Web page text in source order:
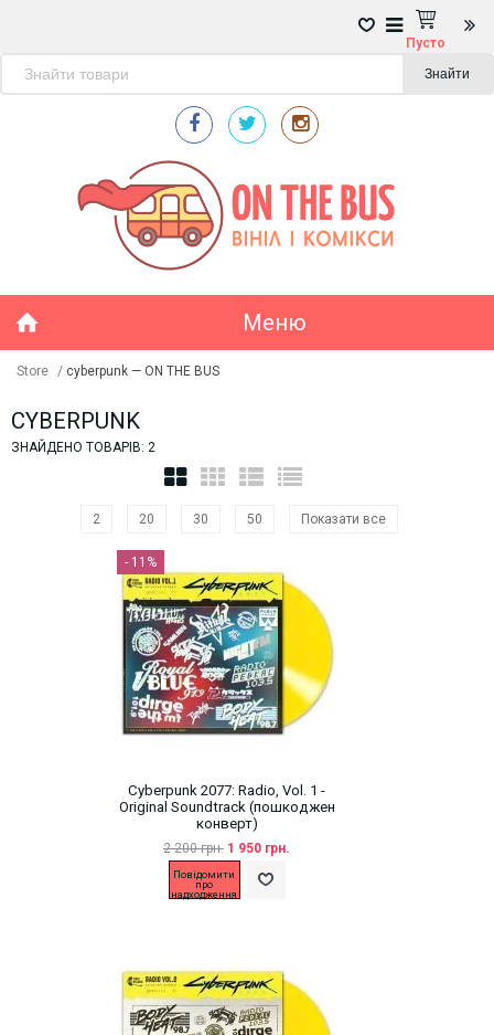
Пусто
Знайти
Меню
Store / cyberpunk — ON THE BUS
CYBERPUNK
ЗНАЙДЕНО ТОВАРІВ: 2
2 20 30 50 Показати все
- 11%
Cyberpunk 2077: Radio, Vol. 1 -
Original Soundtrack (пошкоджен
конверт)
2 200 грн. 1 950 грн.
Повідомити
про
надходження